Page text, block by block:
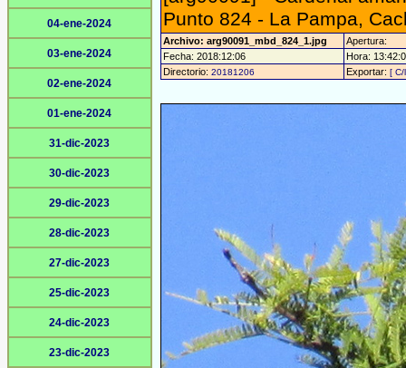
04-ene-2024
03-ene-2024
02-ene-2024
01-ene-2024
31-dic-2023
30-dic-2023
29-dic-2023
28-dic-2023
27-dic-2023
25-dic-2023
24-dic-2023
23-dic-2023
Punto 824 - La Pampa,
Archivo: arg90091_mbd_824_1.jpg
Apertura:
Fecha: 2018:12:06
Hora:
Directorio: 20181206 Exportar: [ C/